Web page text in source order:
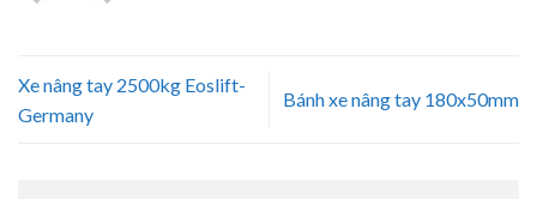
Xe nâng tay 2500kg Eoslift-
Germany
Bánh xe nâng tay 180x50mm